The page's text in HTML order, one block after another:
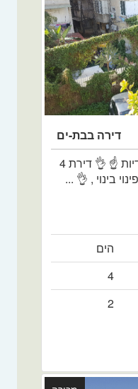
דירה בבת-ים
👈 למכירה בבת ים בבלעדיות ☝️ 👌 דירת 4
הים
4
2